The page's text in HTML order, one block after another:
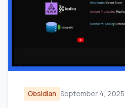
Obsidian September 4, 2025